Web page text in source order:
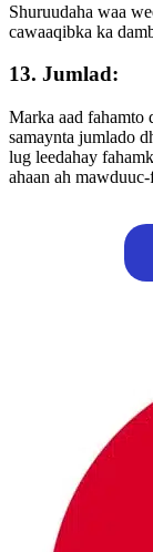
Shuruudaha waa
cawaaqibka ka
13. Jumlad:
Marka aad fahamto
samaynta jumlado
lug leedahay
ahaan ah